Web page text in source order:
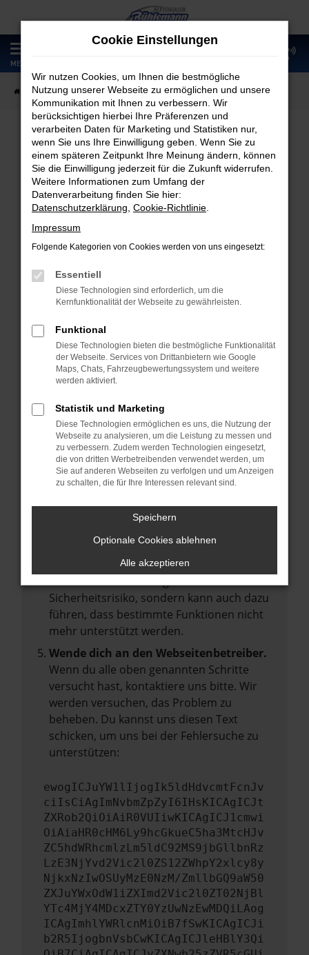
Zum
Hauptinhalt
springen
MENÜ
Startseite Fahrzeugangebote Fahrzeugmarkt
Fahrzeugmarkt
Fehler: Network Error
Beim Laden ist ein Fehler aufgetreten.
Hier sind ein paar Tipps, die dir helfen können:
Überprüfe deine Firewall und deine
Laden andere Webseiten, zum Beispiel
deine Suchmaschine?
Prüfe deine Browsererweiterungen.
Manche Erweiterungen, wie Werbeblocker,
können das Laden bestimmter Seiten
verhindern. Funktioniert die Seite in einem
anderen Browser oder in einem privaten
Fenster?
Starte dein Gerät neu.
vorübergehende Probleme zu beheben.
Betriebssystem auf dem neuesten Stand
Veraltete Software birgt nicht nur ein
Sicherheitsrisiko, sondern kann auch dazu
führen, dass bestimmte Funktionen nicht
mehr unterstützt werden.
Wende dich an den Webseitenbetreiber.
Wenn du alle oben genannten Schritte
versucht hast, kontaktiere uns bitte. Wir
werden versuchen, das Problem zu
beheben. Du kannst uns diesen Text
schicken, um uns bei der Fehlersuche zu
unterstützen:
ewogICJuYW1lIjogIk5ldHdvcmtFcnJv
ciIsCiAgImNvbmZpZyI6IHsKICAgICJt
ZXRob2QiOiAiR0VUIiwKICAgICJ1cmwi
OiAiaHR0cHM6Ly9hcGkueC5ha3MtcHJv
ZC5hdWRhcmlzLm5ldC92MS9jbGllbnRz
LzE3NjYvd2Vic2l0ZS12ZWhpY2xlcy8y
NjkxNzIwOSUyMzE0NzM/ZmllbGQ9aW50
ZXJuYWxOdW1iZXImd2Vic2l0ZT02NjBl
YTc4MjY4MDcxZTY0YzUwNzEwMDQiLAog
ICAgImhlYWRlcnMiOiB7fSwKICAgICJi
b2R5IjogbnVsbCwKICAgICJleHBlY3Qi
Cookie Einstellungen
Wir nutzen Cookies, um Ihnen die bestmögliche
Nutzung unserer Webseite zu ermöglichen und unsere
Kommunikation mit Ihnen zu verbessern. Wir
berücksichtigen hierbei Ihre Präferenzen und
verarbeiten Daten für Marketing und Statistiken nur,
wenn Sie uns Ihre Einwilligung geben. Wenn Sie zu
einem späteren Zeitpunkt Ihre Meinung ändern, können
Sie die Einwilligung jederzeit für die Zukunft widerrufen.
Weitere Informationen zum Umfang der
Datenverarbeitung finden Sie hier:
Datenschutzerklärung Cookie-Richtlinie
Impressum
Folgende Kategorien von Cookies werden von uns eingesetzt:
Essentiell
Diese Technologien sind erforderlich, um die
Kernfunktionalität der Webseite zu gewährleisten.
Funktional
Diese Technologien bieten die bestmögliche Funktionalität
der Webseite. Services von Drittanbietern wie Google
Maps, Chats, Fahrzeugbewertungssystem und weitere
werden aktiviert.
Statistik und Marketing
Diese Technologien ermöglichen es uns, die Nutzung der
Webseite zu analysieren, um die Leistung zu messen und
zu verbessern. Zudem werden Technologien eingesetzt,
die von dritten Werbetreibenden verwendet werden, um
Sie auf anderen Webseiten zu verfolgen und um Anzeigen
zu schalten, die für Ihre Interessen relevant sind.
Speichern
Optionale Cookies ablehnen
Alle akzeptieren